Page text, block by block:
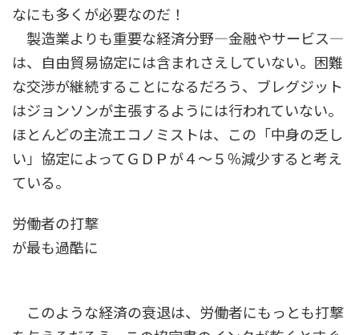
なにも多くが必要なのだ！
製造業よりも重要な経済分野―金融やサービス―
は、自由貿易協定には含まれさえしていない。困難
な交渉が継続することになるだろう、ブレグジット
はジョンソンが主張するようには行われていない。
ほとんどの主流エコノミストは、この「中身の乏し
い」協定によってＧＤＰが４～５％減少すると考え
ている。
労働者の打撃
が最も過酷に
このような経済の衰退は、労働者にもっとも打撃